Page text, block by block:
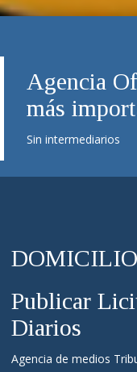
Agencia
más
Sin intermediarios
DOMICILIO
Publicar
Diarios
Agencia de medios